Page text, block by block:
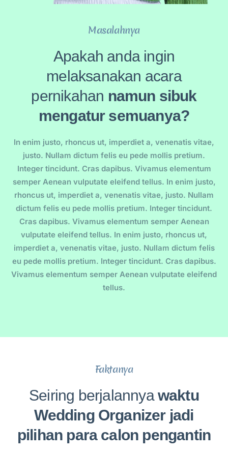
Masalahnya
Apakah anda ingin
melaksanakan acara
pernikahan namun sibuk
mengatur semuanya?
In enim justo, rhoncus ut, imperdiet a, venenatis vitae,
justo. Nullam dictum felis eu pede mollis pretium.
Integer tincidunt. Cras dapibus. Vivamus elementum
semper Aenean vulputate eleifend tellus. In enim justo,
rhoncus ut, imperdiet a, venenatis vitae, justo. Nullam
dictum felis eu pede mollis pretium. Integer tincidunt.
Cras dapibus. Vivamus elementum semper Aenean
vulputate eleifend tellus. In enim justo, rhoncus ut,
imperdiet a, venenatis vitae, justo. Nullam dictum felis
eu pede mollis pretium. Integer tincidunt. Cras dapibus.
Vivamus elementum semper Aenean vulputate eleifend
tellus.
Faktanya
Seiring berjalannyawaktu
Wedding Organizer jadi
pilihan para calon pengantin